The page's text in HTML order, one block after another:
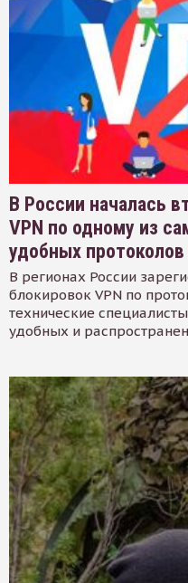
В России началась
VPN по одному из
удобных протоколов
В регионах России
блокировок VPN по
технические
удобных и